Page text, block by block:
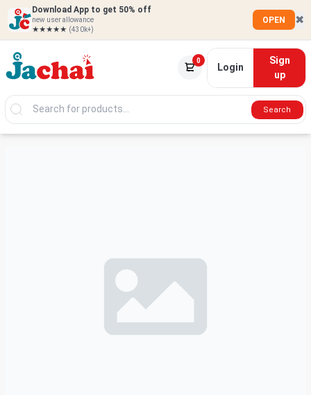
Download App to get 50% off
new user allowance
★★★★★ (430k+)
OPEN ✖
0
Login
Sign
up
Search